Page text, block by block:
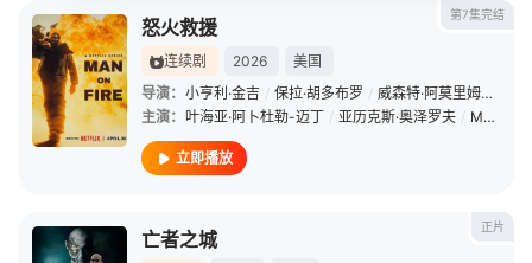
第7集完结
怒火救援
连续剧 2026
美国
导演： 小亨利·金吉 / 保拉·胡多布罗 / 威森特·阿莫里姆 /
主演： 叶海亚·阿卜杜勒-迈丁 / 亚历克斯·奥泽罗夫 / Martín
立即播放
正片
亡者之城